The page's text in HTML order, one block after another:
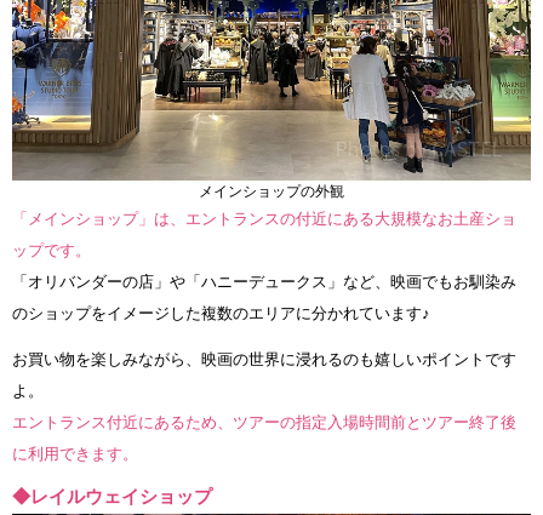
メインショップの外観
「メインショップ」は、エントランスの付近にある大規模なお土産ショ
ップです。
「オリバンダーの店」や「ハニーデュークス」など、映画でもお馴染み
のショップをイメージした複数のエリアに分かれています♪
お買い物を楽しみながら、映画の世界に浸れるのも嬉しいポイントです
よ。
エントランス付近にあるため、ツアーの指定入場時間前とツアー終了後
に利用できます。
◆レイルウェイショップ